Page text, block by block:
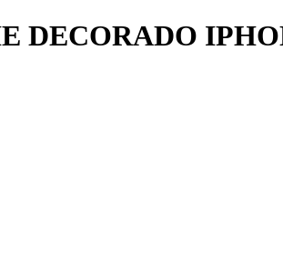
DECORADO